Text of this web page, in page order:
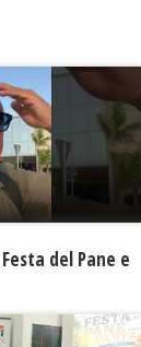
del Pane e